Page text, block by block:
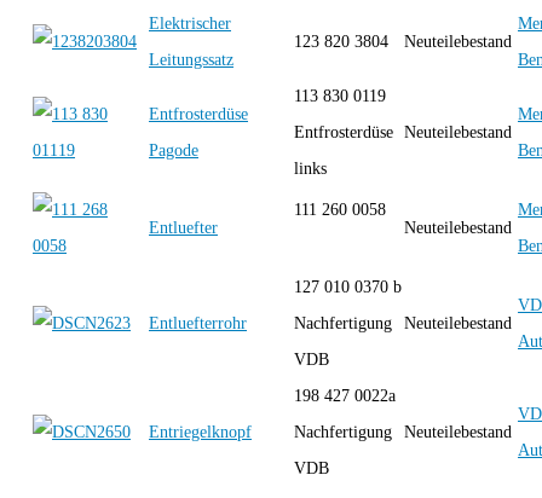
Elektrischer
Leitungssatz
123 820 3804 Neuteilebestand
Entfrosterdüse
Pagode
113 830 0119
Entfrosterdüse
links
Neuteilebestand
Entluefter
111 260 0058
Neuteilebestand
Entluefterrohr
127 010 0370 b
Nachfertigung
VDB
Neuteilebestand
Entriegelknopf
198 427 0022a
Nachfertigung
VDB
Neuteilebestand